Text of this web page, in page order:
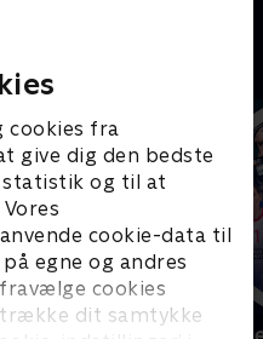
cookies fra
give dig den bedste
statistik og til at
cookie-data til
egne og andres
cookies
dit samtykke